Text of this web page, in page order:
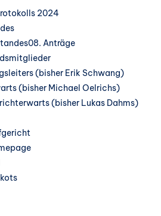
2024
Anträge
(bisher Erik Schwang)
(bisher Michael Oelrichs)
(bisher Lukas Dahms)